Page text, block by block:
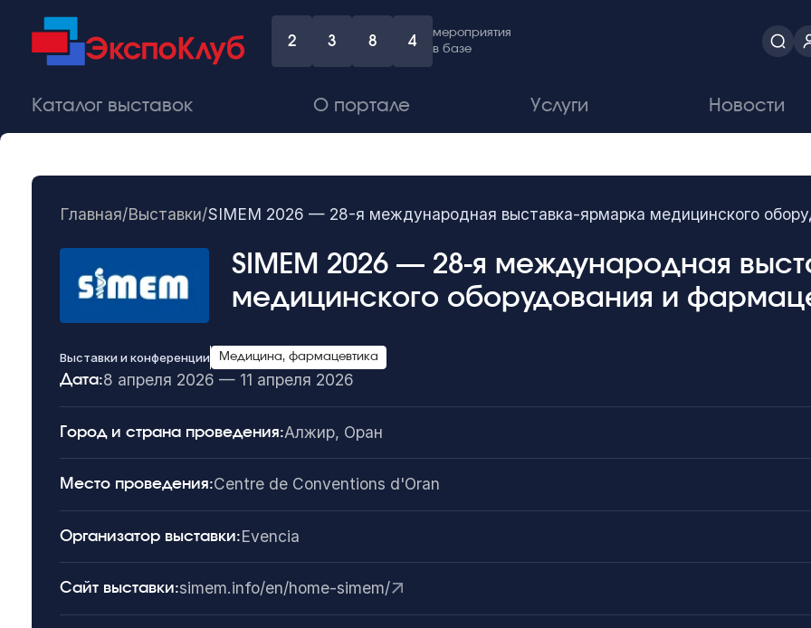
2 3 8 4
мероприятия
в базе
Каталог выставок О портале Услуги Новости
Главная/Выставки/SIMEM 2026 — 28-я международная выставка-ярмарка медицинского
SIMEM 2026 — 28-я международная
медицинского оборудования и
Выставки и конференции Медицина, фармацевтика
Дата:8 апреля 2026 — 11 апреля 2026
Город и страна проведения:Алжир, Оран
Место проведения:Centre de Conventions d'Oran
Организатор выставки:Evencia
Сайт выставки:simem.info/en/home-simem/